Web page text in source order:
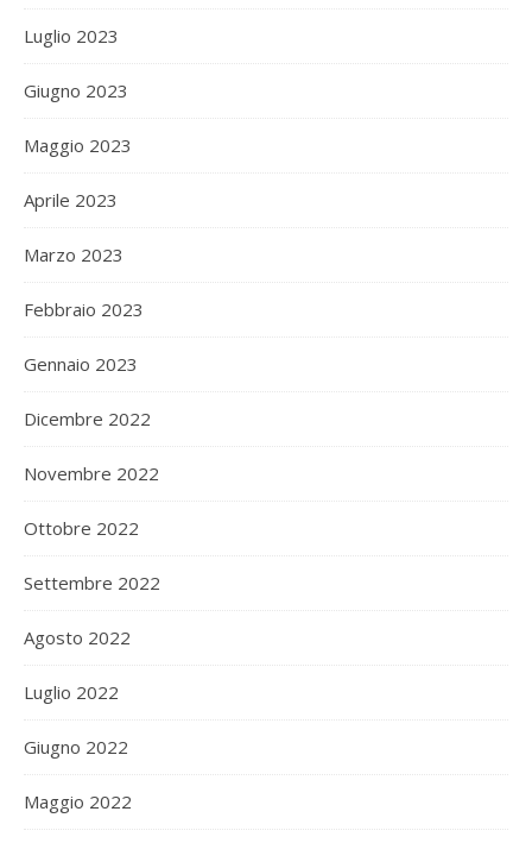
Luglio 2023
Giugno 2023
Maggio 2023
Aprile 2023
Marzo 2023
Febbraio 2023
Gennaio 2023
Dicembre 2022
Novembre 2022
Ottobre 2022
Settembre 2022
Agosto 2022
Luglio 2022
Giugno 2022
Maggio 2022